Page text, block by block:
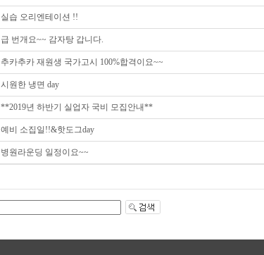
실습 오리엔테이션 !!
급 번개요~~ 감자탕 갑니다.
추카추카 재원생 국가고시 100%합격이요~~
시원한 냉면 day
**2019년 하반기 실업자 국비 모집안내**
예비 소집일!!&핫도그day
병원라운딩 일정이요~~